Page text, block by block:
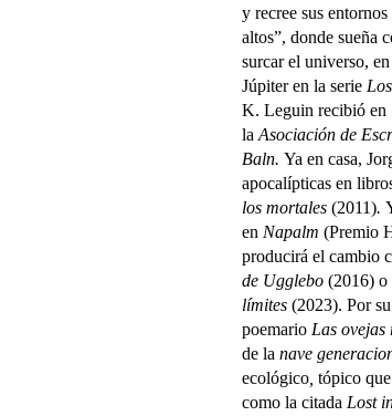
y recree sus
altos”, donde sueña
surcar el universo,
Júpiter en la serie
K. Leguin recibió en
la Asociación de
Baln. Ya en casa,
apocalípticas en
los mortales (2011).
en Napalm (Premio
producirá el cambio
de Ugglebo (2016) o
límites (2023). Por
poemario Las ovejas
de la nave
ecológico tópico
como la citada Lost